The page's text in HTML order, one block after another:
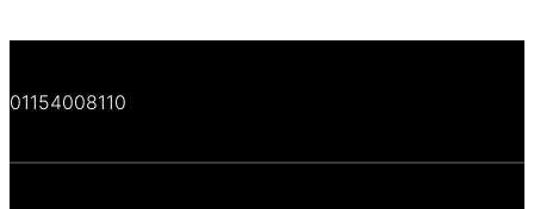
01154008110